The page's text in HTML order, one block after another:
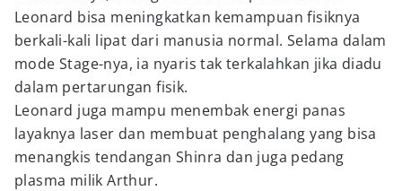
Leonard bisa meningkatkan kemampuan fisiknya
berkali-kali lipat dari manusia normal. Selama dalam
mode Stage-nya, ia nyaris tak terkalahkan jika diadu
dalam pertarungan fisik.
Leonard juga mampu menembak energi panas
layaknya laser dan membuat penghalang yang bisa
menangkis tendangan Shinra dan juga pedang
plasma milik Arthur.